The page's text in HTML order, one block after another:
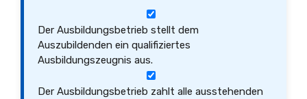
Der Ausbildungsbetrieb stellt dem
Auszubildenden ein qualifiziertes
Ausbildungszeugnis aus.
Der Ausbildungsbetrieb zahlt alle ausstehenden